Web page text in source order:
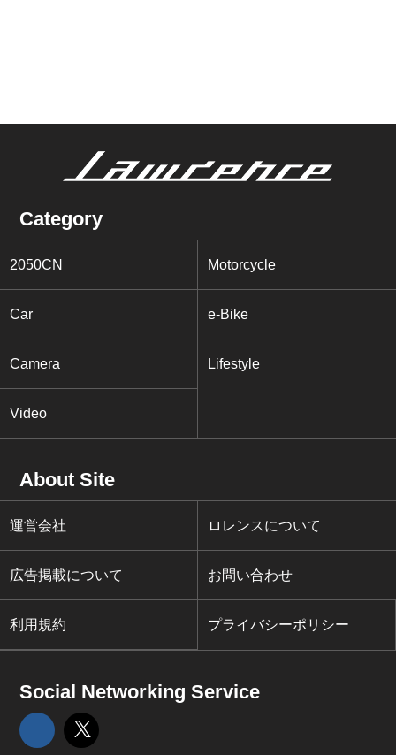
Category
2050CN Motorcycle
Car e-Bike
Camera Lifestyle
Video
About Site
運営会社 ロレンスについて
広告掲載について お問い合わせ
利用規約 プライバシーポリシー
Social Networking Service